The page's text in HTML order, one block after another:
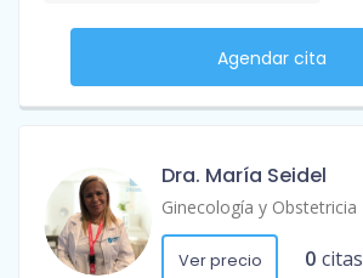
Agendar cita
Dra. María Seidel
Ginecología y Obstetricia
Ver precio 0 citas